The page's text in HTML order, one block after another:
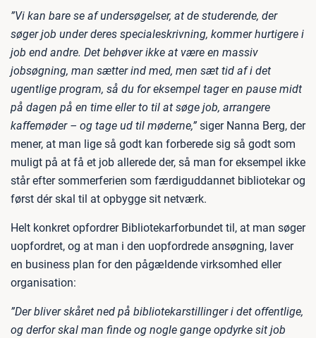
”Vi kan bare se af undersøgelser, at de studerende, der
søger job under deres specialeskrivning, kommer hurtigere i
job end andre. Det behøver ikke at være en massiv
jobsøgning, man sætter ind med, men sæt tid af i det
ugentlige program, så du for eksempel tager en pause midt
på dagen på en time eller to til at søge job, arrangere
kaffemøder – og tage ud til møderne,” siger Nanna Berg, der
mener, at man lige så godt kan forberede sig så godt som
muligt på at få et job allerede der, så man for eksempel ikke
står efter sommerferien som færdiguddannet bibliotekar og
først dér skal til at opbygge sit netværk.
Helt konkret opfordrer Bibliotekarforbundet til, at man søger
uopfordret, og at man i den uopfordrede ansøgning, laver
en business plan for den pågældende virksomhed eller
organisation:
”Der bliver skåret ned på bibliotekarstillinger i det offentlige,
og derfor skal man finde og nogle gange opdyrke sit job